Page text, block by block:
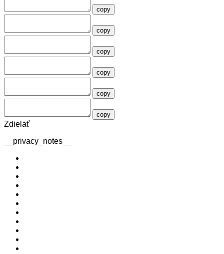
copy
copy
copy
copy
copy
copy
Zdielať
__privacy_notes__